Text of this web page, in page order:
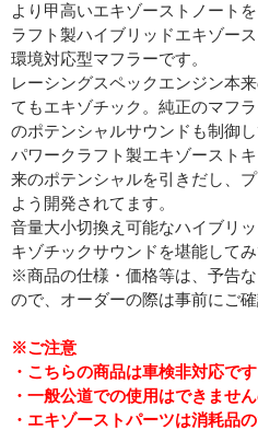
より甲高いエキゾーストノート
ラフト製ハイブリッドエキゾー
環境対応型マフラーです。
レーシングスペックエンジン本
てもエキゾチック。純正のマフ
のポテンシャルサウンドも制御し
パワークラフト製エキゾースト
来のポテンシャルを引きだし、
よう開発されてます。
音量大小切換え可能なハイブリ
キゾチックサウンドを堪能して
※商品の仕様・価格等は、予告
ので、オーダーの際は事前にご確
※ご注意
・こちらの商品は車検非対応です
・一般公道での使用はできませ
・エキゾーストパーツは消耗品